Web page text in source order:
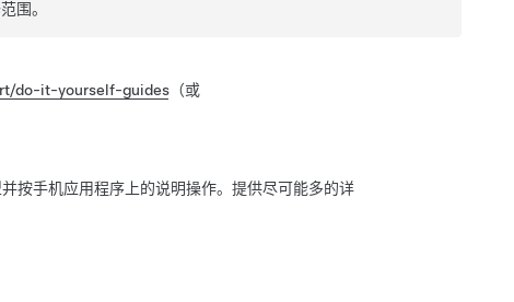
围。
do-it-yourself-guides （或
按手机应用程序上的说明操作。提供尽可能多的详